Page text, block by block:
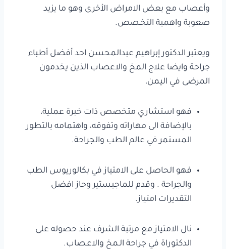
وأعصاب مع بعض الامراض الأخرى وهو ما يزيد
صعوبة واهمية التخـصص.
ويعتبر الدكتور إبراهيم عبدالمحسن احد أفضل أطباء
جراحة وايضا علاج المخ والاعصاب الذين يخدمون
المرضى في اليمن،
فهو استشاري متخصص ذات خبرة عملية،
بالإضافة الى مهاراته وتفوقه، واهتمامه بالتطور
المستمر في عالم الطب والجراحة.
فهو الحاصل على الامتياز في بكالوريوس الطب
والجراحة . وقدم للماجيستير وحاز افضل
التقديرات امتياز.
نال الامتياز مع مرتبة الشرف عند حصوله على
الدكتوراة في جراحة الـمخ والاعـصاب.